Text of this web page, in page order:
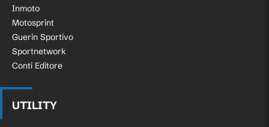
Inmoto
Motosprint
Guerin Sportivo
Sportnetwork
Conti Editore
UTILITY